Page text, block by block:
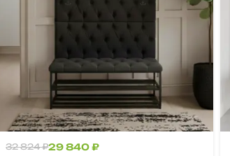
32 824₽29 840₽